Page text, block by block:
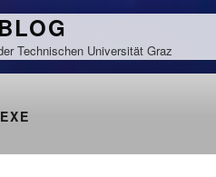
Technischen Universität Graz